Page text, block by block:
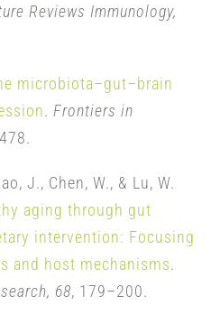
Reviews Immunology,
microbiota–gut–brain
.Frontiers in
J., Chen, W., & Lu, W.
aging through gut
intervention: Focusing
and host mechanisms.
68, 179–200.